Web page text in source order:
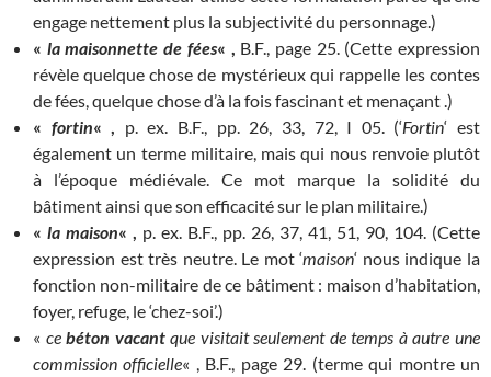
engage nettement plus la subjectivité du personnage.)
« la maisonnette de fées« , B.F., page 25. (Cette expression
révèle quelque chose de mystérieux qui rappelle les contes
de fées, quelque chose d’à la fois fascinant et menaçant .)
« fortin« , p. ex. B.F., pp. 26, 33, 72, I 05. (‘Fortin‘ est
également un terme militaire, mais qui nous renvoie plutôt
à l’époque médiévale. Ce mot marque la solidité du
bâtiment ainsi que son efficacité sur le plan militaire.)
« la maison« , p. ex. B.F., pp. 26, 37, 41, 51, 90, 104. (Cette
expression est très neutre. Le mot ‘maison‘ nous indique la
fonction non-militaire de ce bâtiment : maison d’habitation,
foyer, refuge, le ‘chez-soi’.)
« cebéton vacantque visitait seulement de temps à autre une
commission officielle« , B.F., page 29. (terme qui montre un